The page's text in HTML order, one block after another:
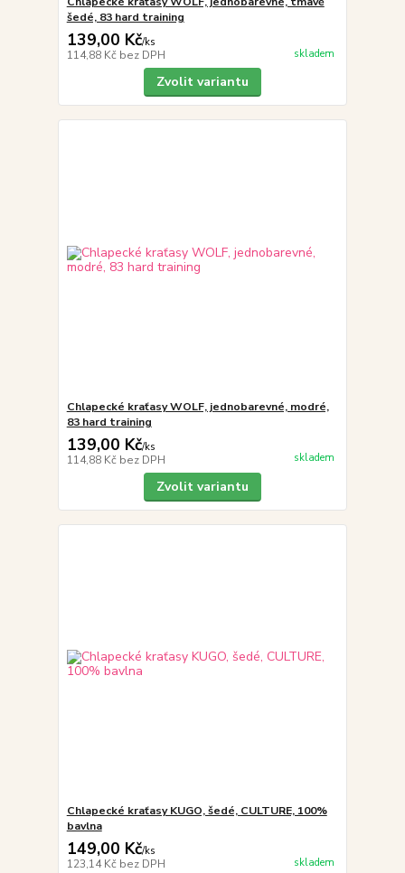
šedé, 83 hard training
139,00 Kč/ks
114,88 Kč bez DPH skladem
Zvolit variantu
Chlapecké kraťasy WOLF, jednobarevné, modré,
83 hard training
139,00 Kč/ks
114,88 Kč bez DPH skladem
Zvolit variantu
Chlapecké kraťasy KUGO, šedé, CULTURE, 100%
bavlna
149,00 Kč/ks
123,14 Kč bez DPH skladem